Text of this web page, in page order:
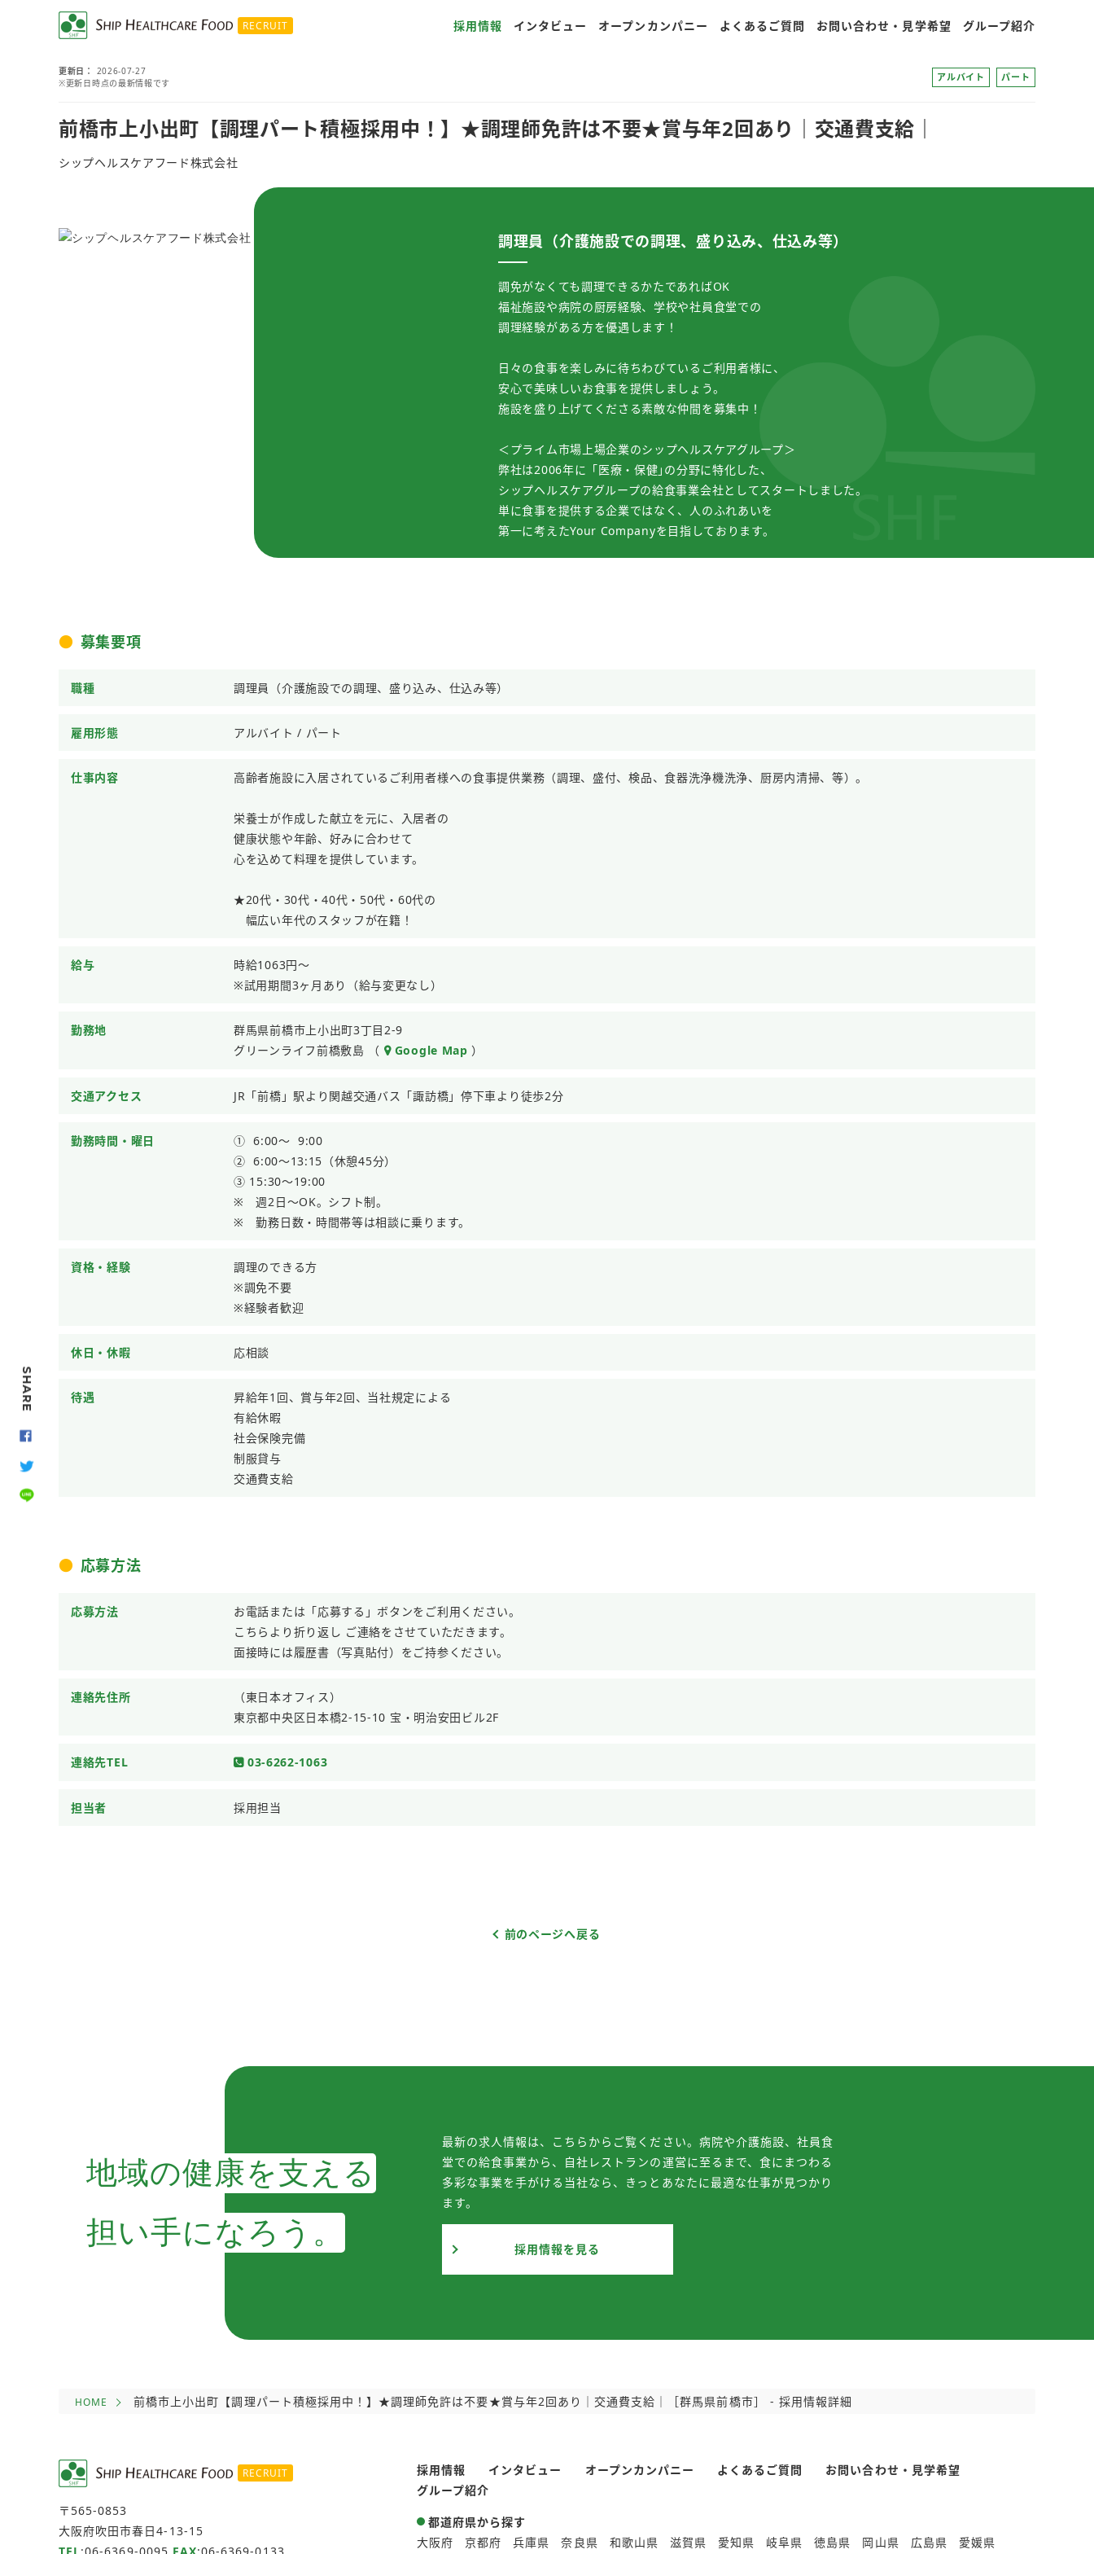
RECRUIT 採用情報 インタビュー オープンカンパニー よくあるご質問 お問い合わせ・見学希望 グループ紹介
更新日
2026-07-27
※更新日時点の最新情報です
アルバイト パート
前橋市上小出町【調理パート積極採用中！】★調理師免許は不要★賞与年2回あり｜交通費支給｜
シップヘルスケアフード株式会社
調理員（介護施設での調理、盛り込み、仕込み等）
調免がなくても調理できるかたであればOK
福祉施設や病院の厨房経験、学校や社員食堂での
調理経験がある方を優遇します！
日々の食事を楽しみに待ちわびているご利用者様に、
安心で美味しいお食事を提供しましょう。
施設を盛り上げてくださる素敵な仲間を募集中！
＜プライム市場上場企業のシップヘルスケアグループ＞
弊社は2006年に「医療・保健｣の分野に特化した、
シップヘルスケアグループの給食事業会社としてスタートしました。
単に食事を提供する企業ではなく、人のふれあいを
第一に考えたYour Companyを目指しております。
募集要項
職種 調理員（介護施設での調理、盛り込み、仕込み等）
雇用形態 アルバイト / パート
仕事内容 高齢者施設に入居されているご利用者様への食事提供業務（調理、盛付、検品、食器洗浄機洗浄、厨房内清掃、等）。
栄養士が作成した献立を元に、入居者の
健康状態や年齢、好みに合わせて
心を込めて料理を提供しています。
★20代・30代・40代・50代・60代の
幅広い年代のスタッフが在籍！
給与
時給1063円～
※試用期間3ヶ月あり（給与変更なし）
勤務地
群馬県前橋市上小出町3丁目2-9
グリーンライフ前橋敷島 （
Google Map ）
交通アクセス JR「前橋」駅より関越交通バス「諏訪橋」停下車より徒歩2分
勤務時間・曜日
① 6:00～ 9:00
② 6:00～13:15（休憩45分）
③ 15:30～19:00
※ 週2日～OK。シフト制。
※ 勤務日数・時間帯等は相談に乗ります。
資格・経験
調理のできる方
※調免不要
※経験者歓迎
休日・休暇 応相談
待遇
昇給年1回、賞与年2回、当社規定による
有給休暇
社会保険完備
制服貸与
交通費支給
応募方法
応募方法
お電話または「応募する」ボタンをご利用ください。
こちらより折り返し ご連絡をさせていただきます。
面接時には履歴書（写真貼付）をご持参ください。
連絡先住所
（東日本オフィス）
東京都中央区日本橋2-15-10 宝・明治安田ビル2F
連絡先TEL 03-6262-1063
担当者 採用担当
前のページへ戻る
SHARE
地域の健康を支える
担い手になろう。
最新の求人情報は、こちらからご覧ください。病院や介護施設、社員食
堂での給食事業から、自社レストランの運営に至るまで、食にまつわる
多彩な事業を手がける当社なら、きっとあなたに最適な仕事が見つかり
ます。
採用情報を見る
HOME 前橋市上小出町【調理パート積極採用中！】★調理師免許は不要★賞与年2回あり｜交通費支給｜［群馬県前橋市］ - 採用情報詳細
RECRUIT
〒565-0853
大阪府吹田市春日4-13-15
採用情報 インタビュー オープンカンパニー よくあるご質問
お問い合わせ・見学希望
グループ紹介
都道府県から探す
大阪府
京都府 兵庫県 奈良県 和歌山県 滋賀県 愛知県 岐阜県 徳島県 岡山県 広島県 愛媛県